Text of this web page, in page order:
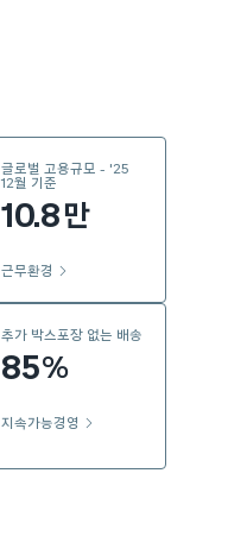
글로벌 고용규모 - '25
12월 기준
10.8만
근무환경
추가 박스포장 없는 배송
85%
지속가능경영